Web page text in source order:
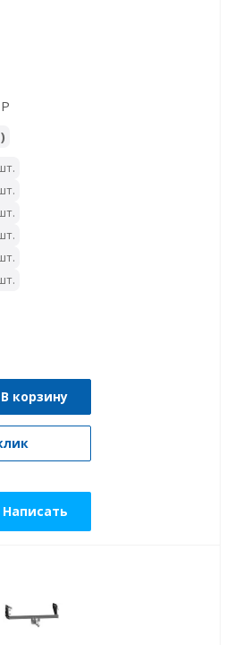
В корзину
Написать